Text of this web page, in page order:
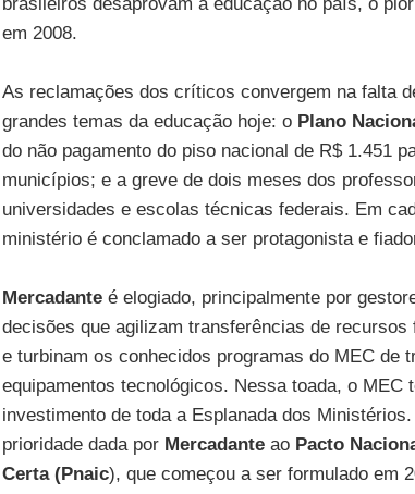
em 2008.
As reclamações dos críticos convergem na falta
grandes temas da educação hoje: o Plano
do não pagamento do piso nacional de R$ 1.451
municípios; e a greve de dois meses dos
universidades e escolas técnicas federais. Em
ministério é conclamado a ser protagonista e
Mercadante é elogiado, principalmente por
decisões que agilizam transferências de
e turbinam os conhecidos programas do MEC de
equipamentos tecnológicos. Nessa toada, o MEC
investimento de toda a Esplanada dos
prioridade dada por Mercadante ao Pacto
Certa (Pnaic), que começou a ser formulado em